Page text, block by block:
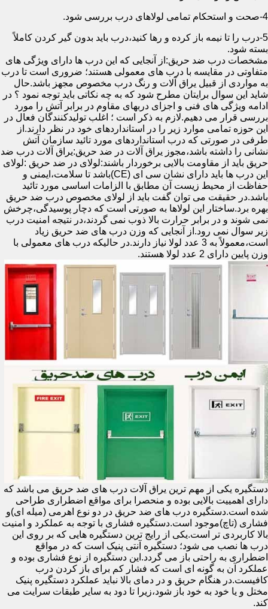
4-صحت و استحکام تمامی لولاهای درب بررسی شود.
5-درب را تا نیمه باز کرده و رها کنید،درب باید بدون گیر کردن کاملاً
بسته شود.
مشخصات درب ضد حریق:از آنجایی که این درب ها دارای ویژگی های
متفاوتی در مقایسه با درب های معمولی هستند؛ ضروری است تا درب
به مواردی از قبیل یراق آلات و رنگ درب مخصوص مجهز باشد.حال
شاید این سوال برایتان مطرح شود که به چه نکاتی باید توجه نمود ؟ در
ادامه ویژگی های فنی و اجزای دربهای مقاوم در برابر آتش را مورد
بررسی قرار می دهیم.لازم به ذکر است ؛ اغلب تولیدکنندگان فعال در
این حوزه تمامی موارد زیر را در استانداردهای خود در نظر دارند.از
طرفی در صورتی که درب استانداردهای مورد تائید سازمان آتش
نشانی را داشته باشد،مجوز یراق آلات در ضد حریق:یراق آلات درب ضد
حریق باید از مقاومت بالایی برخوردار باشند:لولای در ضد حریق :لولای
این درب ها باید دارای نشان سی ای (CE)باشد تا سلامت،ایمنی و
حفاظت از محیط زیست آن مطابق با الزامات اساسی مورد تائید
باشد.در حقیقت می توان گفت باید از لولای مخصوص درب ضد حریق
بهره برد.ساختار این لولاها به صورتی است که دچار پوسیدگی،چرخش
نمی شوند و در برابر حرارت بالا ذوب نمی گردند،در نتیجه امنیت درب
زیر سوال نمی رود.از آنجایی که وزن درب های ضد حریق زیاد
است،معمولاً به 3 عدد لولا نیاز دارند.در حالیکه درب های معمولی با
وزن پایین دارای 2 عدد لولا هستند.
دستگیره یکی از مهم ترین یراق آلات درب های ضد حریق می باشد که
دارای اهمییت بالایی بوده و منحصرا برای مواقع اضطراری طراحی
شده است.دستگیره درب های ضد حریق در دو نوع اهرمی (میله ای)و
فشاری (تاچ)موجود است.دستگیره فشاری با توجه به عملکرد و امنیت
بالا کاربردی تر است.یکی از رایج ترین دستگیره هایی که بر روی این
درب ها نصب می شود؛ دستگیره آنتی پنیک است که در مواقع
اضطراری به راحتی باز می گردد.این دستگیره از نوع فشاری بوده و
عملکرد آن به گونه ای است که فشار کم برای باز کردن درب
کافیست.در هنگام حریق و در دمای بالا نباید عملکرد دستگیره پنیک
مختل و یا خود به خود باز شود،زیرا تا دود به سایر طبقات سرایت می
کند.